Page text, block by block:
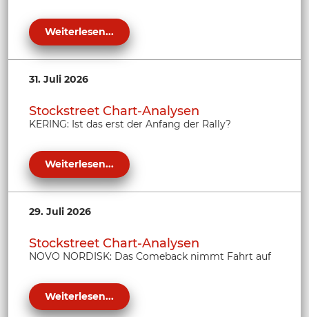
Weiterlesen...
31. Juli 2026
Stockstreet Chart-Analysen
KERING: Ist das erst der Anfang der Rally?
Weiterlesen...
29. Juli 2026
Stockstreet Chart-Analysen
NOVO NORDISK: Das Comeback nimmt Fahrt auf
Weiterlesen...